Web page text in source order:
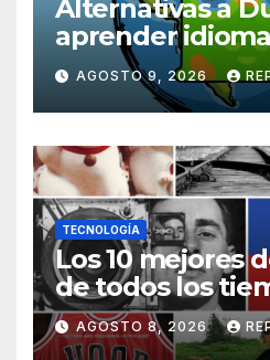
Alternativas a
aprender
práctica,
AGOSTO 9, 2026
TECNOLOGÍA
Los 10 mejores
de todos los
AGOSTO 8, 2026